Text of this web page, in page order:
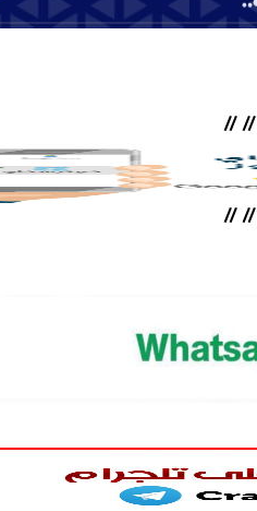
//
//
//
//